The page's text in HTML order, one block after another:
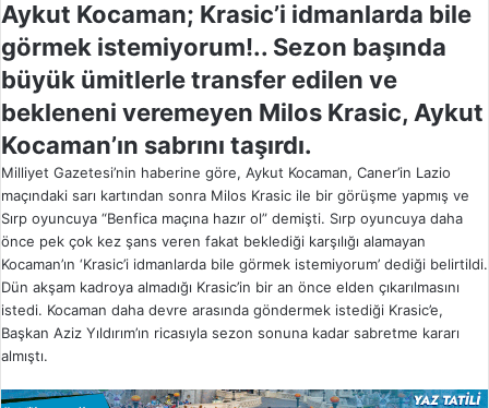
Aykut Kocaman; Krasic’i idmanlarda bile
görmek istemiyorum!.. Sezon başında
büyük ümitlerle transfer edilen ve
bekleneni veremeyen Milos Krasic, Aykut
Kocaman’ın sabrını taşırdı.
Milliyet Gazetesi’nin haberine göre, Aykut Kocaman, Caner’in Lazio
maçındaki sarı kartından sonra Milos Krasic ile bir görüşme yapmış ve
Sırp oyuncuya “Benfica maçına hazır ol” demişti. Sırp oyuncuya daha
önce pek çok kez şans veren fakat beklediği karşılığı alamayan
Kocaman’ın ‘Krasic’i idmanlarda bile görmek istemiyorum’ dediği belirtildi.
Dün akşam kadroya almadığı Krasic’in bir an önce elden çıkarılmasını
istedi. Kocaman daha devre arasında göndermek istediği Krasic’e,
Başkan Aziz Yıldırım’ın ricasıyla sezon sonuna kadar sabretme kararı
almıştı.